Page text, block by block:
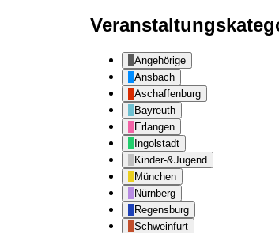
Angehörige
Ansbach
Aschaffenburg
Bayreuth
Erlangen
Ingolstadt
Kinder-&Jugend
München
Nürnberg
Regensburg
Schweinfurt